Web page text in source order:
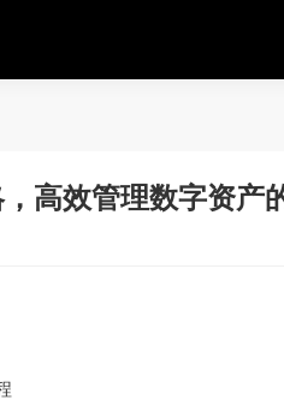
高效管理数字资产